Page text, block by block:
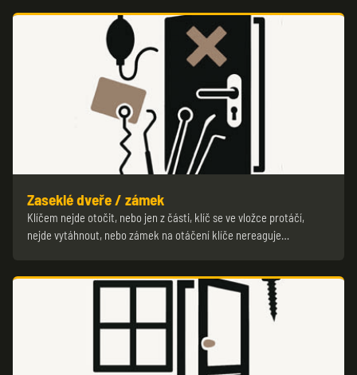
Zaseklé dveře / zámek
Klíčem nejde otočit, nebo jen z části, klíč se ve vložce protáčí,
nejde vytáhnout, nebo zámek na otáčení klíče nereaguje…